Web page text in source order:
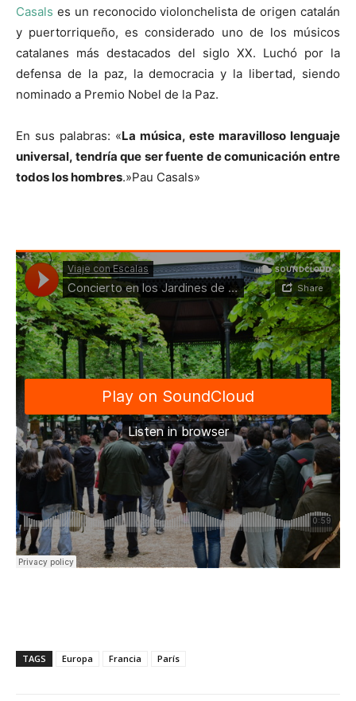
Casals es un reconocido violonchelista de origen catalán
y puertorriqueño, es considerado uno de los músicos
catalanes más destacados del siglo XX. Luchó por la
defensa de la paz, la democracia y la libertad, siendo
nominado a Premio Nobel de la Paz.
En sus palabras: «La música, este maravilloso lenguaje
universal, tendría que ser fuente de comunicación entre
todos los hombres.»Pau Casals»
TAGS Europa Francia París